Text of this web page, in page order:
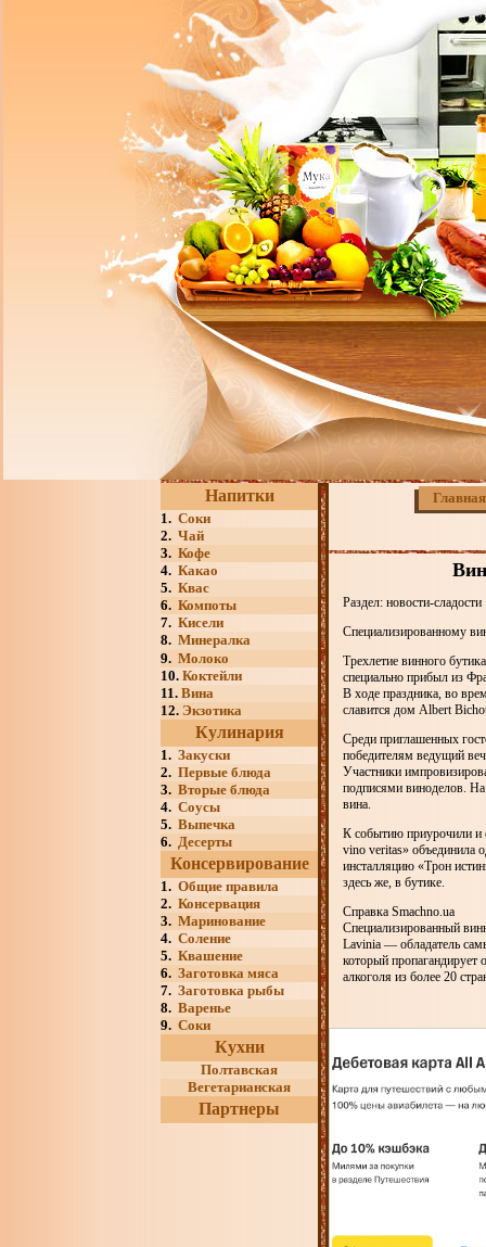
Напитки
1. Соки
2. Чай
3. Кофе
4. Какао
5. Квас
6. Компоты
7. Кисели
8. Минералка
9. Молоко
10. Коктейли
11. Вина
12. Экзотика
Кулинария
1. Закуски
2. Первые блюда
3. Вторые блюда
4. Соусы
5. Выпечка
6. Десерты
Консервирование
1. Общие правила
2. Консервация
3. Маринование
4. Соление
5. Квашение
6. Заготовка мяса
7. Заготовка рыбы
8. Варенье
9. Соки
Кухни
Полтавская
Вегетарианская
Партнеры
Главная
Раздел: новости-сладости
Специализированному
Трехлетие винного
специально прибыл из
В ходе праздника, во
славится дом Albert
Среди приглашенных
победителям ведущий
Участники
подписями виноделов. На
вина.
К событию приурочили и
vino veritas» объединила
инсталляцию «Трон
здесь же, в бутике.
Справка Smachno.ua
Специализированный
Lavinia — обладатель
который пропагандирует
алкоголя из более 20